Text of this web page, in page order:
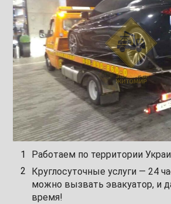
Работаем по территории
Круглосуточные услуги — 24
можно вызвать эвакуатор, и
время!